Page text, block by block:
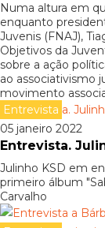
Numa altura em
enquanto
Juvenis (FNAJ),
Objetivos da
sobre a ação
ao associativismo
movimento
Entrevista
05 janeiro 2022
Entrevista.
Julinho KSD em
primeiro álbum
Carvalho